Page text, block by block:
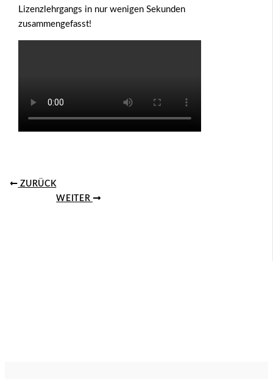
Lizenzlehrgangs in nur wenigen Sekunden
zusammengefasst!
ZURÜCK
WEITER